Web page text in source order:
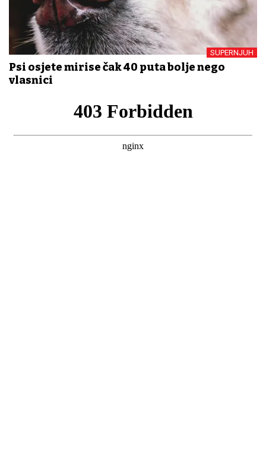
SUPERNJUH
Psi osjete mirise čak 40 puta bolje nego
vlasnici